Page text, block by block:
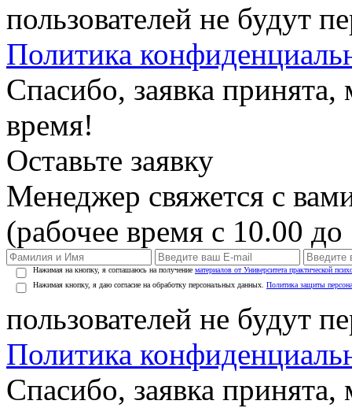
пользователей не будут
Политика
Спасибо, заявка
время!
Оставьте заявку
Менеджер свяжется с
(рабочее время с 10.00
Нажимая на кнопку, я соглашаюсь на получение материалов от Университета практической
Нажимая кнопку, я даю согласие на обработку персональных данных. Политика защиты
пользователей не будут
Политика
Спасибо, заявка